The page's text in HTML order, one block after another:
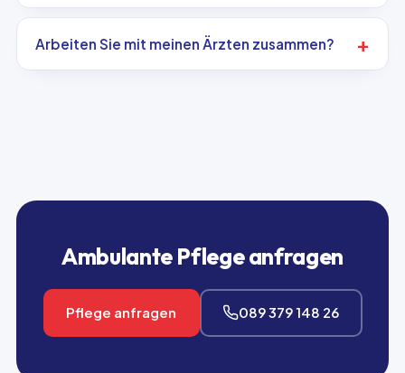
Arbeiten Sie mit meinen Ärzten zusammen?
Ambulante Pflege anfragen
Pflege anfragen 089 379 148 26